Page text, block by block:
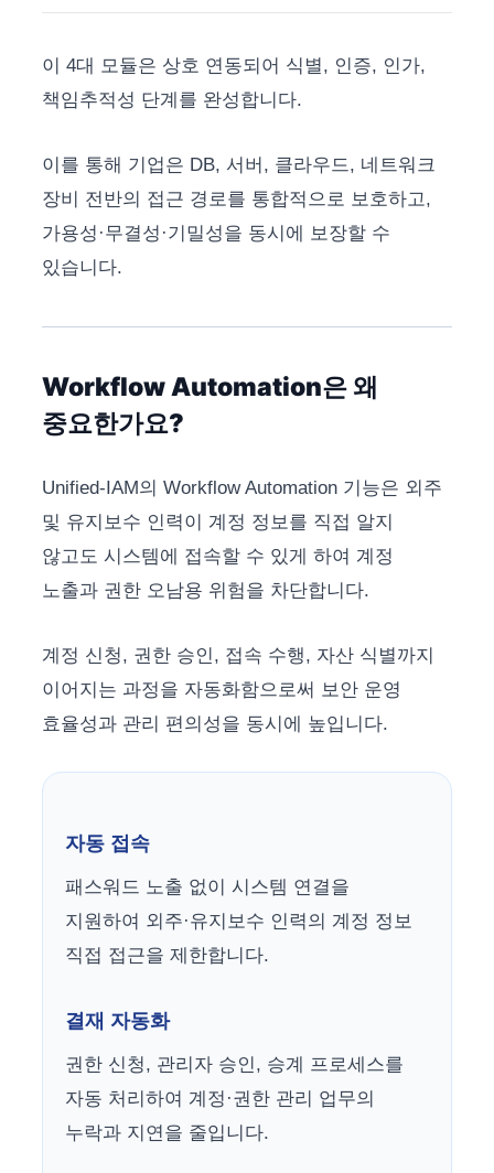
이 4대 모듈은 상호 연동되어 식별, 인증, 인가,
책임추적성 단계를 완성합니다.
이를 통해 기업은 DB, 서버, 클라우드, 네트워크
장비 전반의 접근 경로를 통합적으로 보호하고,
가용성·무결성·기밀성을 동시에 보장할 수
있습니다.
Workflow Automation은 왜
중요한가요?
Unified-IAM의 Workflow Automation 기능은 외주
및 유지보수 인력이 계정 정보를 직접 알지
않고도 시스템에 접속할 수 있게 하여 계정
노출과 권한 오남용 위험을 차단합니다.
계정 신청, 권한 승인, 접속 수행, 자산 식별까지
이어지는 과정을 자동화함으로써 보안 운영
효율성과 관리 편의성을 동시에 높입니다.
자동 접속
패스워드 노출 없이 시스템 연결을
지원하여 외주·유지보수 인력의 계정 정보
직접 접근을 제한합니다.
결재 자동화
권한 신청, 관리자 승인, 승계 프로세스를
자동 처리하여 계정·권한 관리 업무의
누락과 지연을 줄입니다.